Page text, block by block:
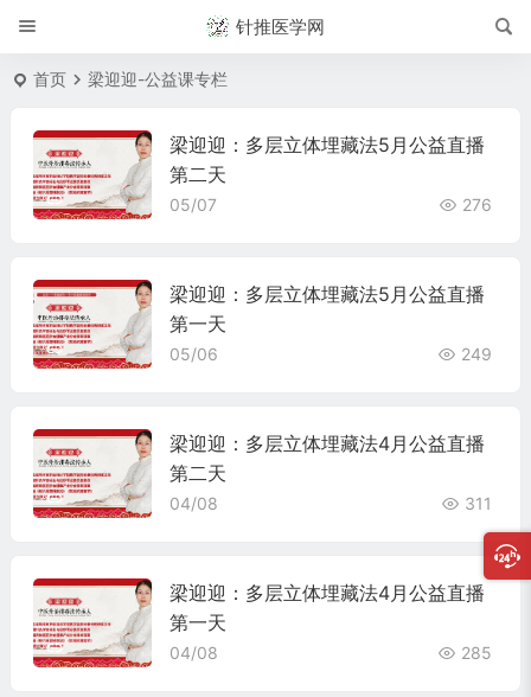
针推医学网
首页 梁迎迎-公益课专栏
梁迎迎：多层立体埋藏法5月公益直播
第二天
05/07 276
梁迎迎：多层立体埋藏法5月公益直播
第一天
05/06 249
梁迎迎：多层立体埋藏法4月公益直播
第二天
04/08 311
梁迎迎：多层立体埋藏法4月公益直播
第一天
04/08 285